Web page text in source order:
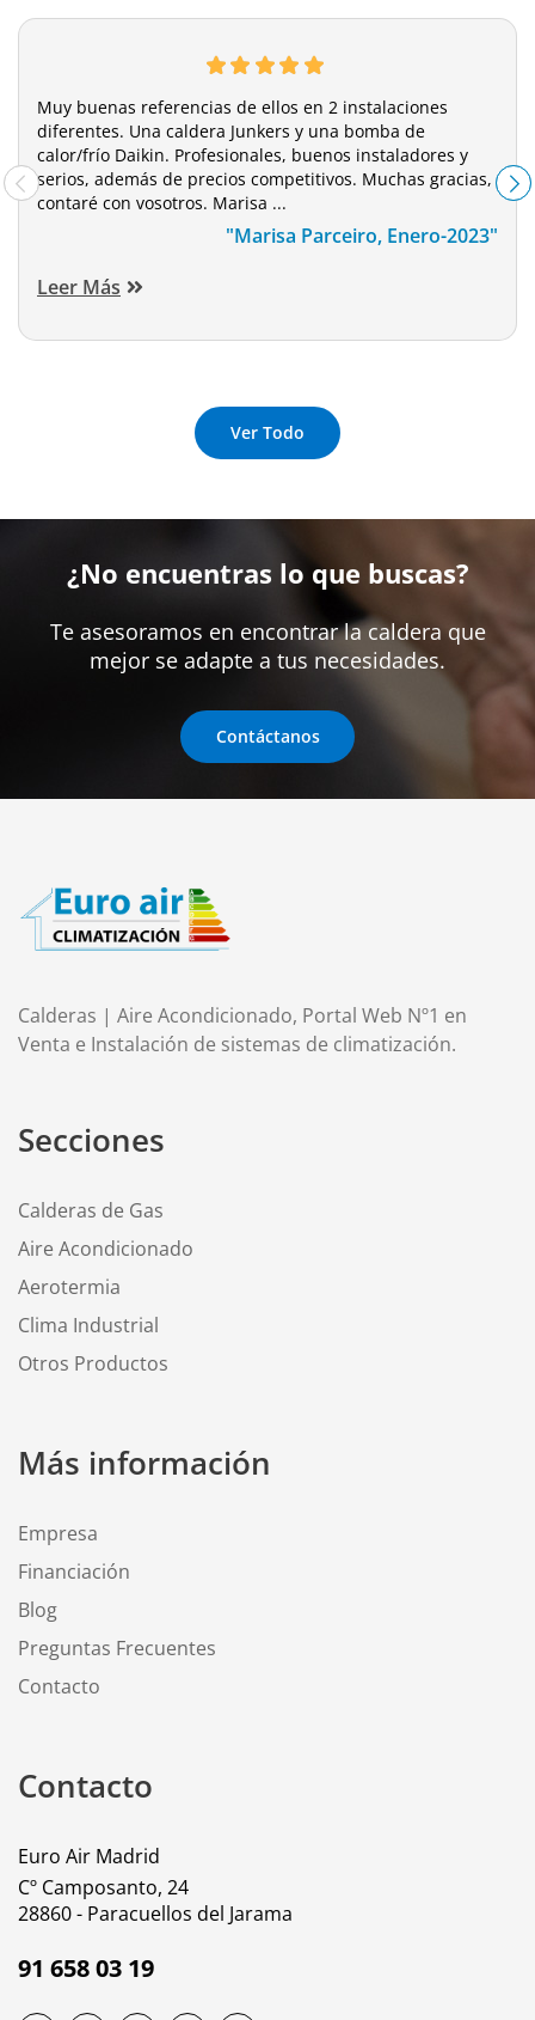
Muy buenas referencias de ellos en 2 instalaciones
diferentes. Una caldera Junkers y una bomba de
calor/frío Daikin. Profesionales, buenos instaladores y
serios, además de precios competitivos. Muchas gracias,
contaré con vosotros. Marisa ...
"Marisa Parceiro, Enero-2023"
Leer Más
Ver Todo
¿No encuentras lo que buscas?
Te asesoramos en encontrar la caldera que
mejor se adapte a tus necesidades.
Contáctanos
Calderas | Aire Acondicionado, Portal Web Nº1 en
Venta e Instalación de sistemas de climatización.
Secciones
Calderas de Gas
Aire Acondicionado
Aerotermia
Clima Industrial
Otros Productos
Más información
Empresa
Financiación
Blog
Preguntas Frecuentes
Contacto
Contacto
Euro Air Madrid
Cº Camposanto, 24
28860 - Paracuellos del Jarama
91 658 03 19